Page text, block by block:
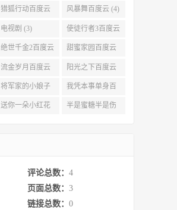
(4) (4)
猎狐行动百度云
(4)
风暴舞百度云 (4)
电视剧 (3) 使徒行者3百度云
资源 (3)
绝世千金2百度云
(3)
甜蜜家园百度云
(3)
流金岁月百度云
完整网盘 (3)
阳光之下百度云
(3)
将军家的小娘子
百度云 (2)
我凭本事单身百
度云资源 (2)
送你一朵小红花 半是蜜糖半是伤
评论总数： 4
页面总数： 3
链接总数： 0